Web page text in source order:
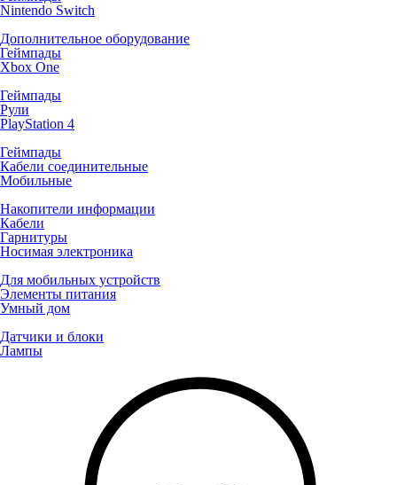
Nintendo Switch
Дополнительное оборудование
Геймпады
Xbox One
Геймпады
Рули
PlayStation 4
Геймпады
Кабели соединительные
Мобильные
Накопители информации
Кабели
Гарнитуры
Носимая электроника
Для мобильных устройств
Элементы питания
Умный дом
Датчики и блоки
Лампы